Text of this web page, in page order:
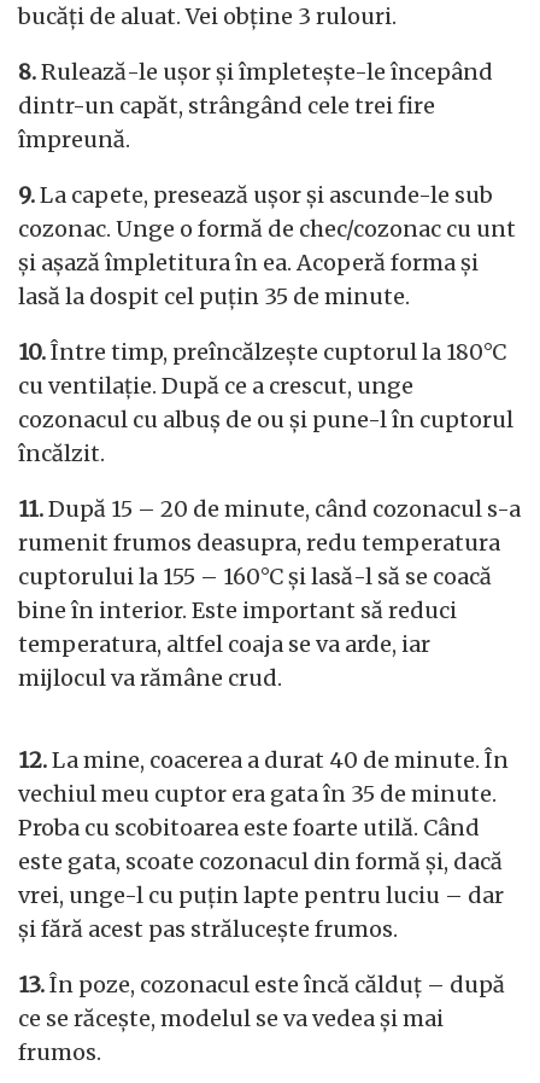
bucăți de aluat. Vei obține 3 rulouri.
8.Rulează-le ușor și împletește-le începând
dintr-un capăt, strângând cele trei fire
împreună.
9.La capete, presează ușor și ascunde-le sub
cozonac. Unge o formă de chec/cozonac cu unt
și așază împletitura în ea. Acoperă forma și
lasă la dospit cel puțin 35 de minute.
10.Între timp, preîncălzește cuptorul la 180°C
cu ventilație. După ce a crescut, unge
cozonacul cu albuș de ou și pune-l în cuptorul
încălzit.
11.După 15 – 20 de minute, când cozonacul s-a
rumenit frumos deasupra, redu temperatura
cuptorului la 155 – 160°C și lasă-l să se coacă
bine în interior. Este important să reduci
temperatura, altfel coaja se va arde, iar
mijlocul va rămâne crud.
12.La mine, coacerea a durat 40 de minute. În
vechiul meu cuptor era gata în 35 de minute.
Proba cu scobitoarea este foarte utilă. Când
este gata, scoate cozonacul din formă și, dacă
vrei, unge-l cu puțin lapte pentru luciu – dar
și fără acest pas strălucește frumos.
13.În poze, cozonacul este încă călduț – după
ce se răcește, modelul se va vedea și mai
frumos.